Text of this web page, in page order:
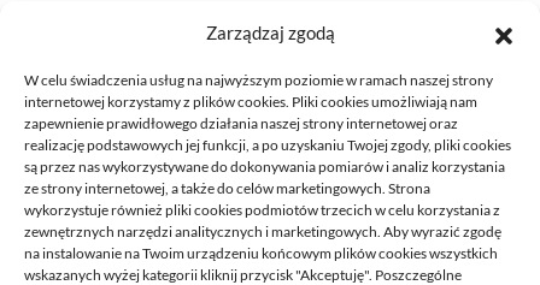
Zarządzaj zgodą
W celu świadczenia usług na najwyższym poziomie w ramach naszej strony
internetowej korzystamy z plików cookies. Pliki cookies umożliwiają nam
zapewnienie prawidłowego działania naszej strony internetowej oraz
realizację podstawowych jej funkcji, a po uzyskaniu Twojej zgody, pliki cookies
są przez nas wykorzystywane do dokonywania pomiarów i analiz korzystania
ze strony internetowej, a także do celów marketingowych. Strona
wykorzystuje również pliki cookies podmiotów trzecich w celu korzystania z
zewnętrznych narzędzi analitycznych i marketingowych. Aby wyrazić zgodę
na instalowanie na Twoim urządzeniu końcowym plików cookies wszystkich
wskazanych wyżej kategorii kliknij przycisk "Akceptuję". Poszczególne
READ MORE
DECA /